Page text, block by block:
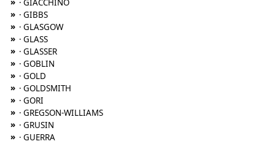
· GIACCHINO
» · GIBBS
» · GLASGOW
» · GLASS
» · GLASSER
» · GOBLIN
» · GOLD
» · GOLDSMITH
» · GORI
» · GREGSON-WILLIAMS
» · GRUSIN
» · GUERRA